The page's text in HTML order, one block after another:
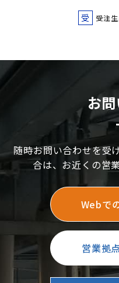
受 受注
お
随時お問い合わせを受
合は、お近くの営
Webで
営業拠